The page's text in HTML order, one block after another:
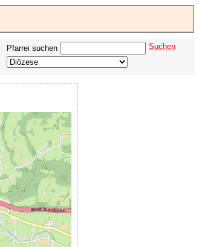
Pfarrei suchen Suchen